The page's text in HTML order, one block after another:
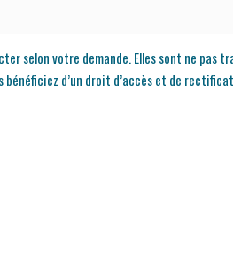
selon votre demande. Elles sont ne pas
bénéficiez d’un droit d’accès et de